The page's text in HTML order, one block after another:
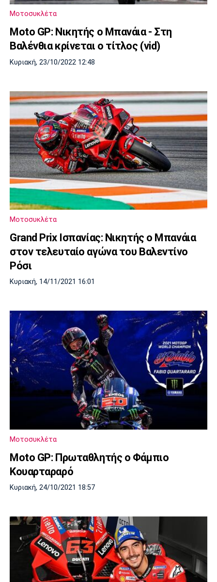
Cine Spot
Media
Παρασκήνιο
Ιωνικός Κηφισιά Πανσερραϊκός
Μπαρτσελόνα
Ρεάλ
Μαδρίτης
Μαδρίτης
Μάντσεστερ
Γιουνάιτεντ
Τσέλσι Άρσεναλ
Λίβερπουλ
Ίντερ
Μπορούσια
Ντόρτμουντ
Παρί Σεν
Ζερμέν
Μαρσέιγ
Μονακό
Ερυθρός
Αστέρας
Τότεναμ
Μοτοσυκλέτα
Moto GP: Νικητής ο Μπανάια - Στη
Βαλένθια κρίνεται ο τίτλος (vid)
Κυριακή, 23/10/2022 12:48
Μοτοσυκλέτα
Grand Prix Ισπανίας: Νικητής ο Μπανάια
στον τελευταίο αγώνα του Βαλεντίνο
Ρόσι
Κυριακή, 14/11/2021 16:01
Μοτοσυκλέτα
Moto GP: Πρωταθλητής ο Φάμπιο
Κουαρταραρό
Κυριακή, 24/10/2021 18:57